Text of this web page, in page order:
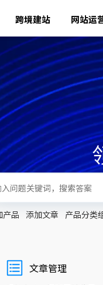
跨境建站 网站运
产品 添加文章 产品分类
文章管理